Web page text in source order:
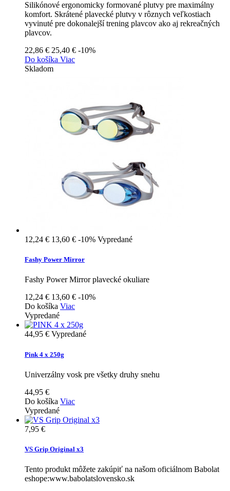
Silikónové ergonomicky formované plutvy pre maximálny
komfort. Skrátené plavecké plutvy v rôznych veľkostiach
vyvinuté pre dokonalejší trening plavcov ako aj rekreačných
plavcov.
22,86 € 25,40 € -10%
Do košíka Viac
Skladom
12,24 € 13,60 € -10% Vypredané
Fashy Power Mirror
Fashy Power Mirror plavecké okuliare
12,24 € 13,60 € -10%
Do košíka Viac
Vypredané
44,95 € Vypredané
Pink 4 x 250g
Univerzálny vosk pre všetky druhy snehu
44,95 €
Do košíka Viac
Vypredané
7,95 €
VS Grip Original x3
Tento produkt môžete zakúpiť na našom oficiálnom Babolat
eshope:www.babolatslovensko.sk